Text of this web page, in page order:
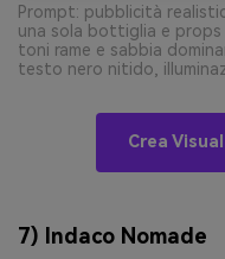
Prompt: pubblicità
una sola bottiglia e props
toni rame e sabbia
testo nero nitido,
Crea
7) Indaco Nomade